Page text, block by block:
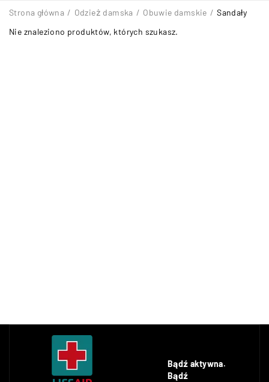
Strona główna / Odzież damska / Obuwie damskie / Sandały
Nie znaleziono produktów, których szukasz.
Bądź aktywna.
Bądź